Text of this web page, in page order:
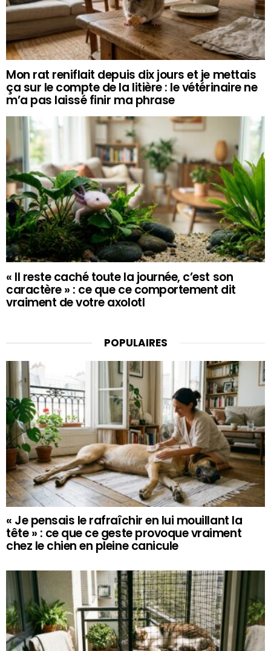
Mon rat reniflait depuis dix jours et je mettais
ça sur le compte de la litière : le vétérinaire ne
m’a pas laissé finir ma phrase
« Il reste caché toute la journée, c’est son
caractère » : ce que ce comportement dit
vraiment de votre axolotl
POPULAIRES
« Je pensais le rafraîchir en lui mouillant la
tête » : ce que ce geste provoque vraiment
chez le chien en pleine canicule